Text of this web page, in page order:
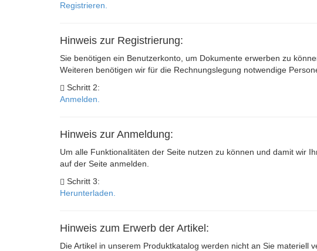
Registrieren.
Hinweis zur Registrierung:
Sie benötigen ein Benutzerkonto, um Dokumente erwerben zu
Weiteren benötigen wir für die Rechnungslegung notwendige
Schritt 2:
Anmelden.
Hinweis zur Anmeldung:
Um alle Funktionalitäten der Seite nutzen zu können und damit wir
auf der Seite anmelden.
Schritt 3:
Herunterladen.
Hinweis zum Erwerb der Artikel:
Die Artikel in unserem Produktkatalog werden nicht an Sie